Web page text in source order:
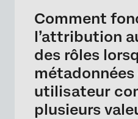
Comment
l’attribution
des rôles
métadonnées
utilisateur
plusieurs